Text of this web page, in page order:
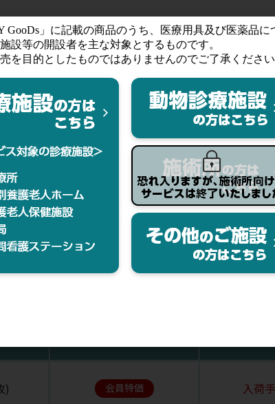
入ならびにお気に入りの登録にはログインが必要で
) 会員特価 入荷